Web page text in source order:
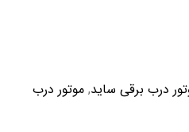
درب برقی ساید, موتور درب